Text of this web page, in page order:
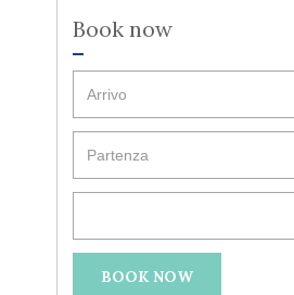
Book now